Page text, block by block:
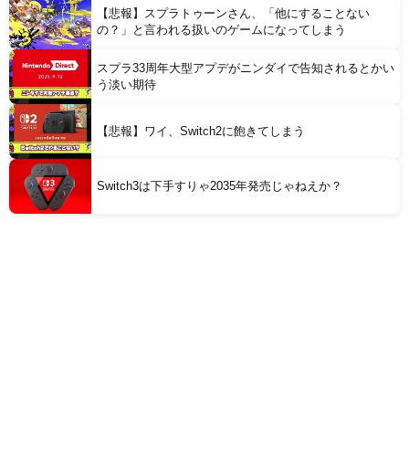
【悲報】スプラトゥーンさん、「他にすることない
の？」と言われる扱いのゲームになってしまう
スプラ33周年大型アプデがニンダイで告知されるとかい
う淡い期待
【悲報】ワイ、Switch2に飽きてしまう
Switch3は下手すりゃ2035年発売じゃねえか？